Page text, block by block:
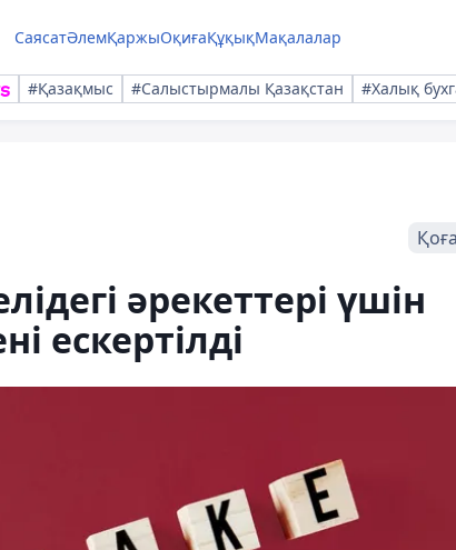
СаясатӘлемҚаржыОқиғаҚұқықМақалалар
#Қазақмыс #Салыстырмалы Қазақстан #Халық
әрекеттері үшін
ескертілді